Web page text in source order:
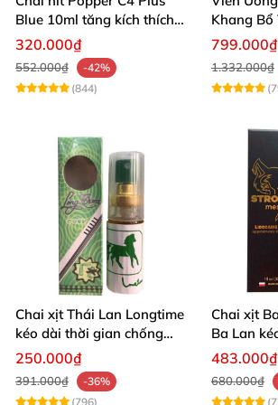
Viên hỗ trợ tăng cường sinh lý nam
Testosterone Booster
Blue 10ml tăng kích thích
quan hệ mạnh mẽ
320.000₫
552.000₫
-42%
(844)
Khang Bổ
Dương
799.000₫
1.332.000₫
Chai xịt Thái Lan Longtime
kéo dài thời gian chống
xuất tinh sớm
250.000₫
391.000₫
-36%
(796)
Chai xịt
Ba Lan
quan hệ
483.000₫
680.000₫